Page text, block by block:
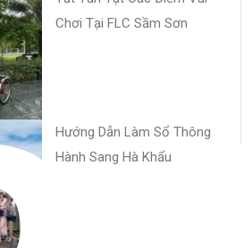
Chơi Tại FLC Sầm Sơn
Hướng Dẫn Làm Sổ Thông
Hành Sang Hà Khẩu